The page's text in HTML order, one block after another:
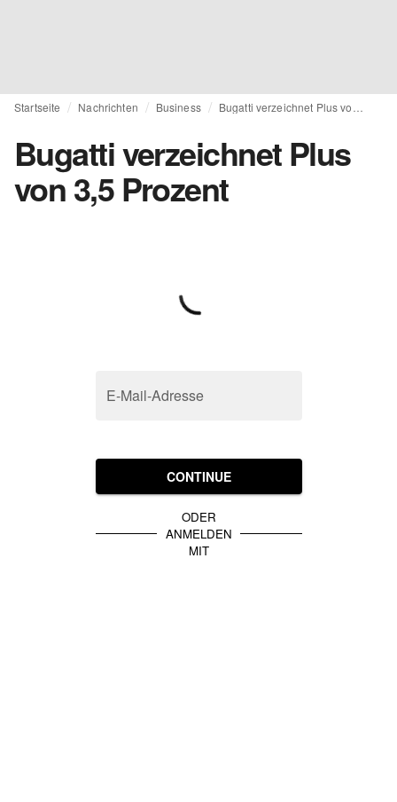
Startseite Nachrichten Business
Bugatti verzeichnet Plus
von 3,5 Prozent
E-Mail-Adresse
CONTINUE
ODER
ANMELDEN
MIT